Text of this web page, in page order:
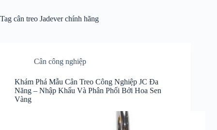
Tag cân treo Jadever chính hãng
Cân công nghiệp
Khám Phá Mẫu Cân Treo Công Nghiệp JC Đa
Năng – Nhập Khẩu Và Phân Phối Bởi Hoa Sen
Vàng